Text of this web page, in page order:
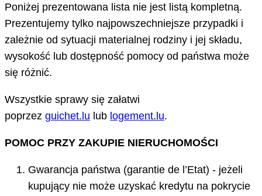
Poniżej prezentowana lista nie jest listą kompletną.
Prezentujemy tylko najpowszechniejsze przypadki i
zależnie od sytuacji materialnej rodziny i jej składu,
wysokość lub dostępność pomocy od państwa może
się różnić.
Wszystkie sprawy się załatwi
poprzez guichet.lu lub logement.lu.
POMOC PRZY ZAKUPIE NIERUCHOMOŚCI
Gwarancja państwa (garantie de l’Etat) - jeżeli
kupujący nie może uzyskać kredytu na pokrycie